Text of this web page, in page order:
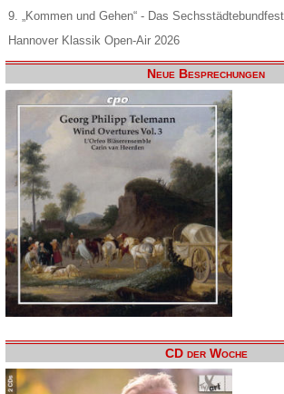
9. „Kommen und Gehen“ - Das
Hannover Klassik Open-Air 2026
Neue Besprechungen
CD der Woche